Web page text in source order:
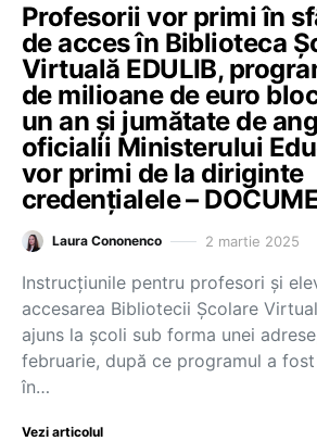
Profesorii vor primi în
de acces în Biblioteca
Virtuală EDULIB,
de milioane de euro
un an și jumătate de
oficialii Ministerului
vor primi de la diriginte
credențialele –
Laura Cononenco 2 martie 2025
Instrucțiunile pentru profesori și
accesarea Bibliotecii Școlare
ajuns la școli sub forma unei
februarie, după ce programul a
în…
Vezi articolul